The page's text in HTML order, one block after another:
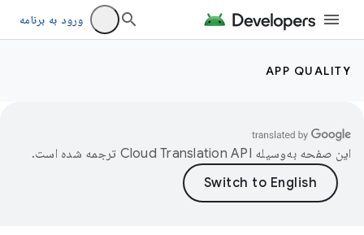
ورود به برنامه
APP QUALITY
این صفحه به‌وسیله ترجمه شده است.